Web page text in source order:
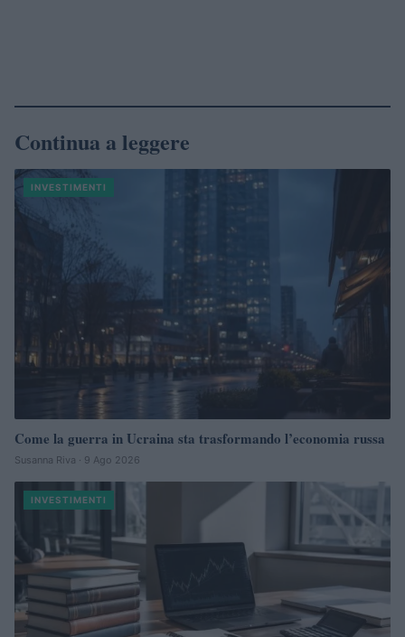
Continua a leggere
INVESTIMENTI
Come la guerra in Ucraina sta trasformando l’economia russa
Susanna Riva · 9 Ago 2026
INVESTIMENTI